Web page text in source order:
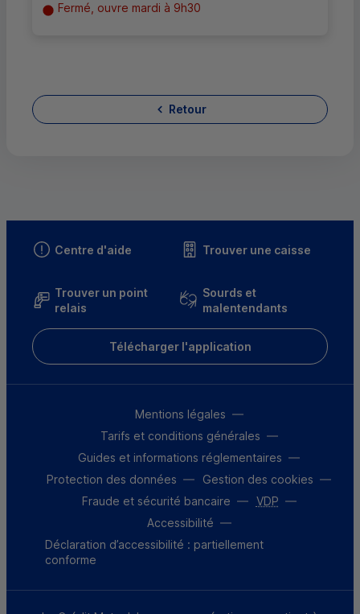
Fermé, ouvre mardi à 9h30
Retour
Centre d'aide Trouver une caisse
Trouver un point
relais
Sourds et
malentendants
Télécharger l'application
Mentions légales
Tarifs et conditions générales
Guides et informations réglementaires
Protection des données
Gestion des cookies
Fraude et sécurité bancaire
VDP
Accessibilité
Déclaration d’accessibilité : partiellement
conforme